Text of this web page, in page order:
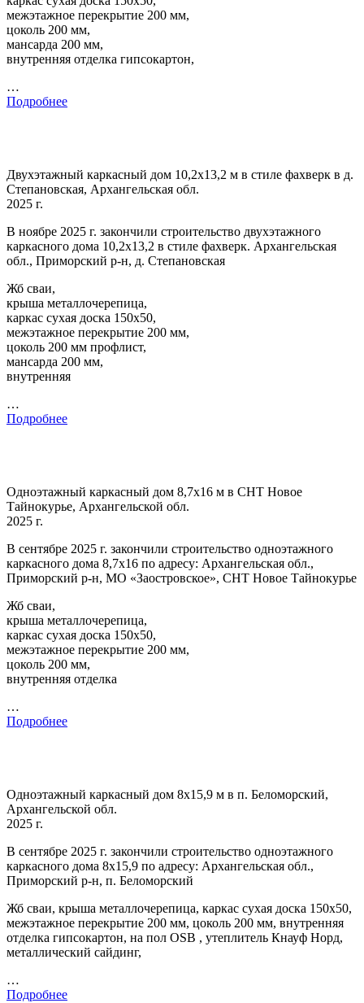
межэтажное перекрытие 200 мм,
цоколь 200 мм,
мансарда 200 мм,
внутренняя отделка гипсокартон,
…
Подробнее
Двухэтажный каркасный дом 10,2х13,2 м в стиле фахверк в д.
Степановская, Архангельская обл.
2025 г.
В ноябре 2025 г. закончили строительство двухэтажного
каркасного дома 10,2х13,2 в стиле фахверк. Архангельская
обл., Приморский р-н, д. Степановская
Жб сваи,
крыша металлочерепица,
каркас сухая доска 150х50,
межэтажное перекрытие 200 мм,
цоколь 200 мм профлист,
мансарда 200 мм,
внутренняя
…
Подробнее
Одноэтажный каркасный дом 8,7х16 м в СНТ Новое
Тайнокурье, Архангельской обл.
2025 г.
В сентябре 2025 г. закончили строительство одноэтажного
каркасного дома 8,7х16 по адресу: Архангельская обл.,
Приморский р-н, МО «Заостровское», СНТ Новое Тайнокурье
Жб сваи,
крыша металлочерепица,
каркас сухая доска 150х50,
межэтажное перекрытие 200 мм,
цоколь 200 мм,
внутренняя отделка
…
Подробнее
Одноэтажный каркасный дом 8х15,9 м в п. Беломорский,
Архангельской обл.
2025 г.
В сентябре 2025 г. закончили строительство одноэтажного
каркасного дома 8х15,9 по адресу: Архангельская обл.,
Приморский р-н, п. Беломорский
Жб сваи, крыша металлочерепица, каркас сухая доска 150х50,
межэтажное перекрытие 200 мм, цоколь 200 мм, внутренняя
отделка гипсокартон, на пол OSB , утеплитель Кнауф Норд,
металлический сайдинг,
…
Подробнее